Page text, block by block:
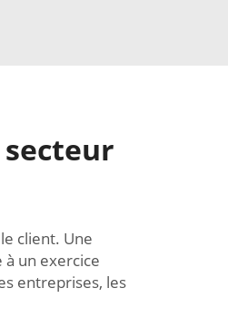
client. Une
un exercice
entreprises, les